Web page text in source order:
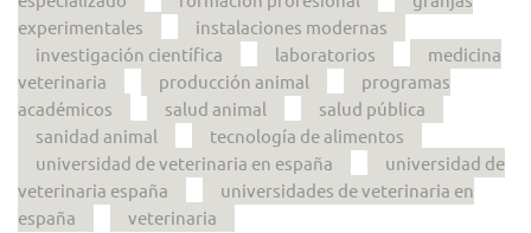
experimentales
instalaciones modernas
investigación científica
laboratorios
medicina
veterinaria
producción animal
programas
académicos
salud animal
salud pública
sanidad animal
tecnología de alimentos
universidad de veterinaria en españa
universidad de
veterinaria españa
universidades de veterinaria en
españa
veterinaria